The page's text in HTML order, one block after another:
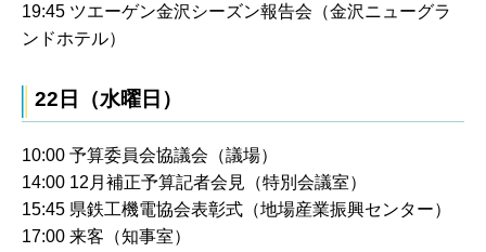
19:45 ツエーゲン金沢シーズン報告会（金沢ニューグラ
ンドホテル）
22日（水曜日）
10:00 予算委員会協議会（議場）
14:00 12月補正予算記者会見（特別会議室）
15:45 県鉄工機電協会表彰式（地場産業振興センター）
17:00 来客（知事室）